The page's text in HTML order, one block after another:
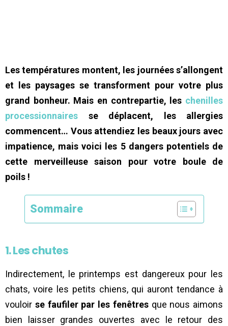
Les températures montent, les journées s’allongent
et les paysages se transforment pour votre plus
grand bonheur. Mais en contrepartie, les chenilles
processionnaires se déplacent, les allergies
commencent… Vous attendiez les beaux jours avec
impatience, mais voici les 5 dangers potentiels de
cette merveilleuse saison pour votre boule de
poils !
Sommaire
1. Les chutes
Indirectement, le printemps est dangereux pour les
chats, voire les petits chiens, qui auront tendance à
vouloir se faufiler par les fenêtresque nous aimons
bien laisser grandes ouvertes avec le retour des